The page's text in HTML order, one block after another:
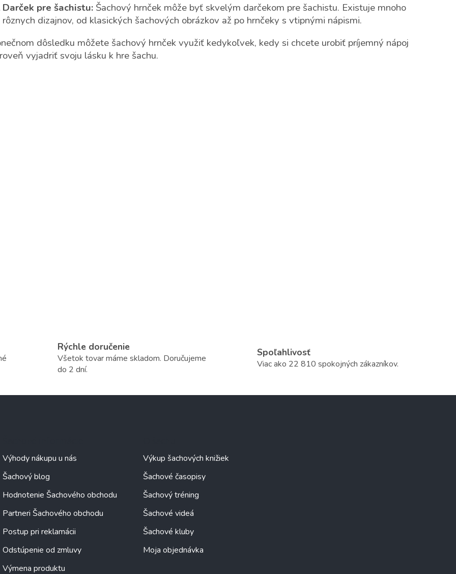
Darček pre šachistu: Šachový hrnček môže byť skvelým darčekom pre šachistu. Existuje mnoho
rôznych dizajnov, od klasických šachových obrázkov až po hrnčeky s vtipnými nápismi.
dôsledku môžete šachový hrnček využiť kedykoľvek, kedy si chcete urobiť príjemný nápoj
vyjadriť svoju lásku k hre šachu.
Rýchle doručenie
Všetok tovar máme skladom. Doručujeme
do 2 dní.
Spoľahlivosť
Viac ako 22 810 spokojných zákazníkov.
Výhody nákupu u nás
Šachový blog
Hodnotenie Šachového obchodu
Partneri Šachového obchodu
Postup pri reklamácii
Odstúpenie od zmluvy
Výmena produktu
Výkup šachových knižiek
Šachové časopisy
Šachový tréning
Šachové videá
Šachové kluby
Moja objednávka